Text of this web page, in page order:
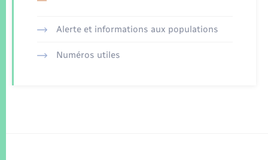
Alerte et informations aux populations
Numéros utiles